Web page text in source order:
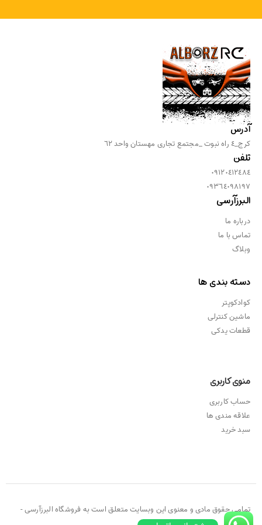
آدرس
كرج_٤ راه نبوت _مجتمع تجارى مهستان واحد ٦٢
تلفن
٠٩١٢٠٤١٢٤٨٤
٠٩٣٦٤٠٩٨١٩٧
البرزآرسی
درباره ما
تماس با ما
وبلاگ
دسته بندی ها
کوادکوپتر
ماشین کنترلی
قطعات یدکی
منوی کاربری
حساب کاربری
علاقه مندی ها
سبد خرید
تمامی حقوق مادی و معنوی این وبسایت متعلق است به فروشگاه البرزآرسی -